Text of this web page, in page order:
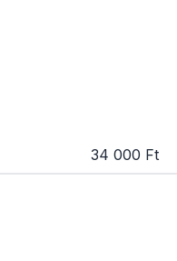
34 000 Ft